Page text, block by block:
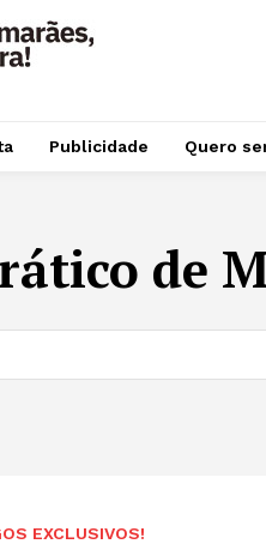
Publicidade Quero
de
EXCLUSIVOS!